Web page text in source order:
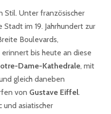
Stil. Unter französischer
im 19. Jahrhundert zur
Boulevards,
bis heute an diese
Dame-Kathedrale, mit
gleich daneben
von Gustave Eiffel.
und asiatischer